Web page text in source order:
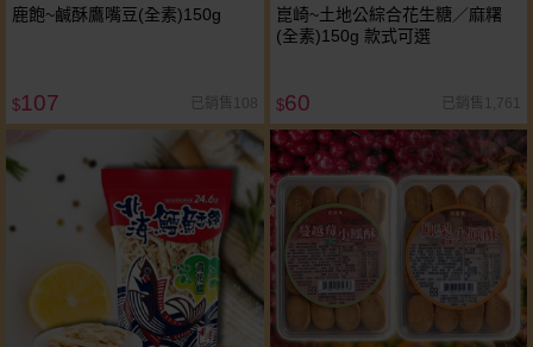
鹿飽~鹹酥鷹嘴豆(全素)150g
$107 已銷售108
崑崎~土地公綜合花生糖／麻糬
(全素)150g 款式可選
$60 已銷售1,761